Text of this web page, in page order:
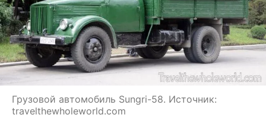
Грузовой автомобиль Sungri-58. Источник:
travelthewholeworld.com